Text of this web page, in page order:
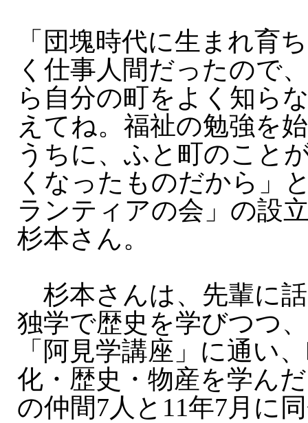
「団塊時代に生まれ育
く仕事人間だったので
ら自分の町をよく知ら
えてね。福祉の勉強を
うちに、ふと町のこと
くなったものだから」
ランティアの会」の設
杉本さん。
杉本さんは、先輩に
独学で歴史を学びつつ
「阿見学講座」に通い
化・歴史・物産を学ん
の仲間7人と11年7月に